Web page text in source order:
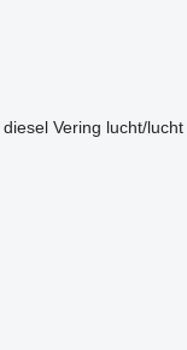
diesel Vering lucht/lucht